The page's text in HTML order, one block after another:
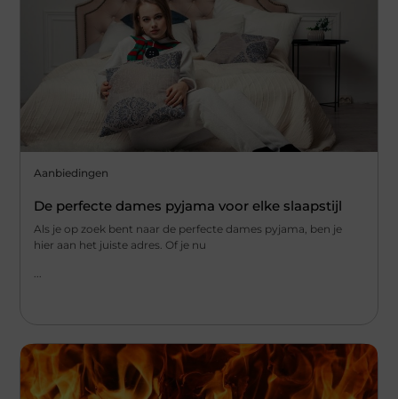
Aanbiedingen
De perfecte dames pyjama voor elke slaapstijl
Als je op zoek bent naar de perfecte dames pyjama, ben je
hier aan het juiste adres. Of je nu
...